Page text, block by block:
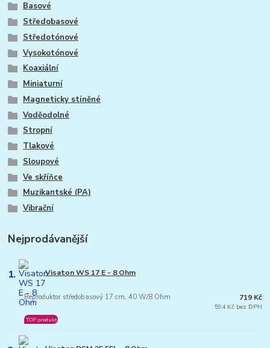
Basové
Středobasové
Středotónové
Vysokotónové
Koaxiální
Miniaturní
Magneticky stíněné
Voděodolné
Stropní
Tlakové
Sloupové
Ve skříňce
Muzikantské (PA)
Vibrační
Nejprodávanější
1. Visaton WS 17 E - 8 Ohm
Reproduktor středobasový 17 cm, 40 W/8 Ohm
TOP produkt
719 Kč
594 Kč bez DPH